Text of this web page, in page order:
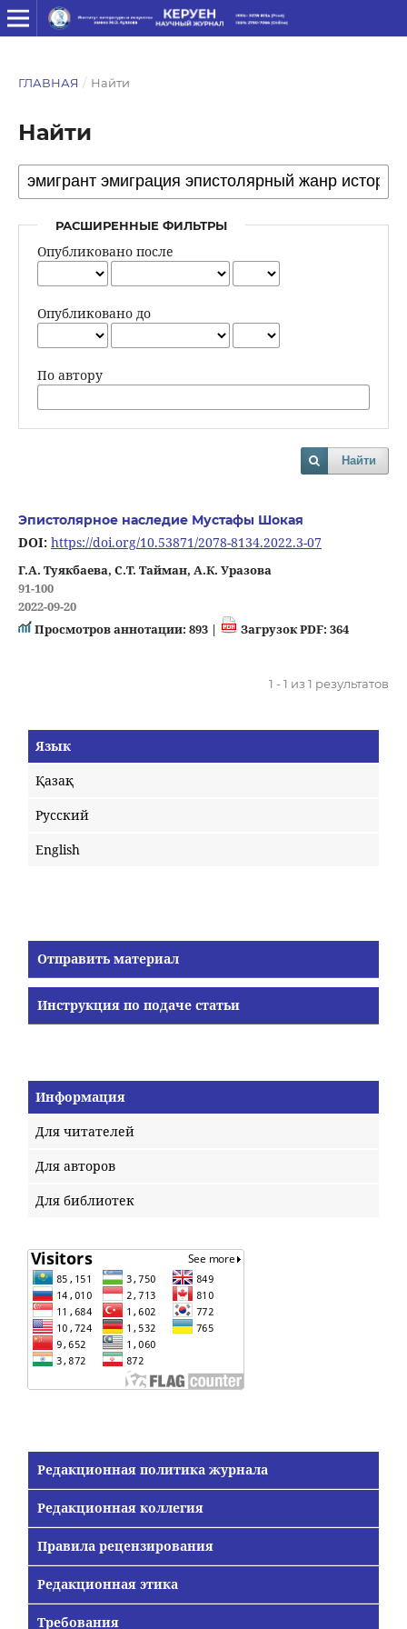
ГЛАВНАЯ / Найти
Найти
РАСШИРЕННЫЕ ФИЛЬТРЫ
Опубликовано после
Опубликовано до
По автору
Найти
Эпистолярное наследие Мустафы Шокая
DOI: https://doi.org/10.53871/2078-8134.2022.3-07
Г.А. Туякбаева, С.Т. Тайман, А.К. Уразова
91-100
2022-09-20
Просмотров аннотации: 893 |
Загрузок PDF: 364
1 - 1 из 1 результатов
Язык
Қазақ
Русский
English
Отправить материал
Инструкция по подаче статьи
Информация
Для читателей
Для авторов
Для библиотек
Редакционная политика журнала
Редакционная коллегия
Правила рецензирования
Редакционная этика
Требования